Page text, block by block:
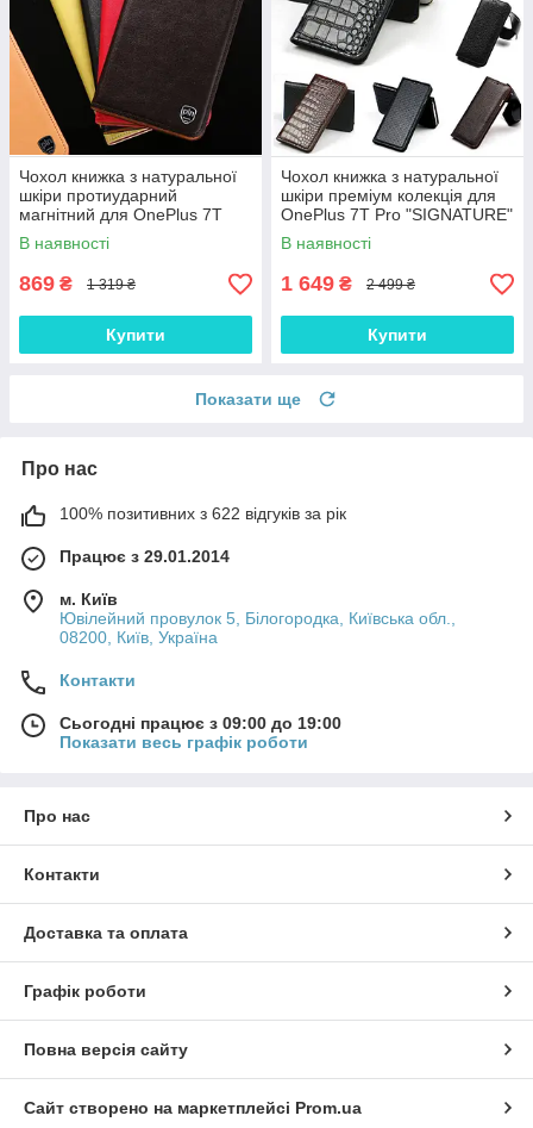
Чохол книжка з натуральної
шкіри протиударний
магнітний для OnePlus 7T
Pro "CLASIC"
В наявності
869 ₴ 1 319 ₴
Купити
Чохол книжка з натуральної
шкіри преміум колекція для
OnePlus 7T Pro "SIGNATURE"
В наявності
1 649 ₴ 2 499 ₴
Купити
Показати ще
Про нас
100% позитивних з 622 відгуків за рік
Працює з 29.01.2014
м. Київ
Ювілейний провулок 5, Білогородка, Київська обл.,
08200, Київ, Україна
Контакти
Сьогодні працює з 09:00 до 19:00
Показати весь графік роботи
Про нас
Контакти
Доставка та оплата
Графік роботи
Повна версія сайту
Сайт створено на маркетплейсі Prom.ua